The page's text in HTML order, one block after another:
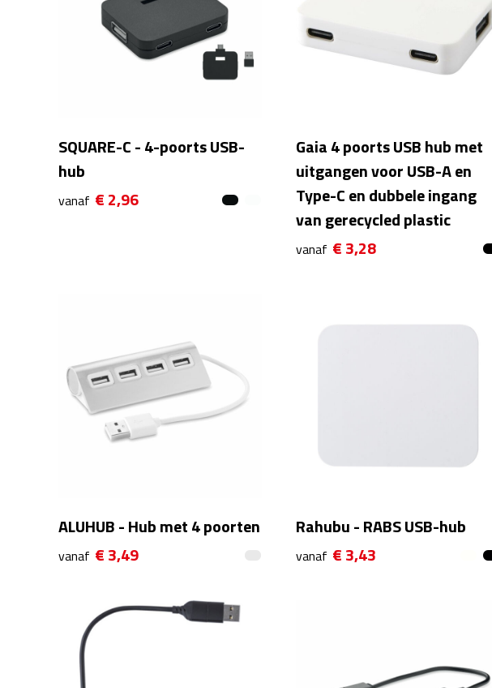
SQUARE-C - 4-poorts USB-
hub
vanaf € 2,96
Gaia 4 poorts USB hub met
uitgangen voor USB-A en
Type-C en dubbele ingang
van gerecycled plastic
vanaf € 3,28
ALUHUB - Hub met 4 poorten
vanaf € 3,49
Rahubu - RABS USB-hub
vanaf € 3,43